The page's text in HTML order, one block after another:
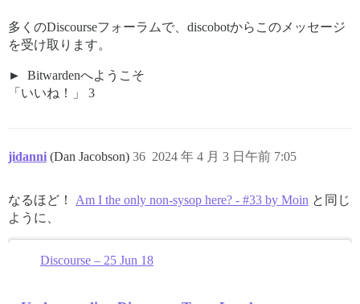
多くのDiscourseフォーラムで、discobotからこのメッセージ
を受け取ります。
Bitwardenへようこそ
「いいね！」 3
jidanni (Dan Jacobson) 2024 年 4 月 3 日午前 7:05
36
なるほど！ Am I the only non-sysop here? - #33 by Moin と同じ
ように、
Discourse – 25 Jun 18